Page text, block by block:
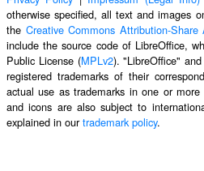
otherwise specified, all text and images
the Creative Commons Attribution-
include the source code of LibreOffice,
Public License (MPLv2). "LibreOffice"
registered trademarks of their
actual use as trademarks in one or
and icons are also subject to
explained in ourtrademark policy.